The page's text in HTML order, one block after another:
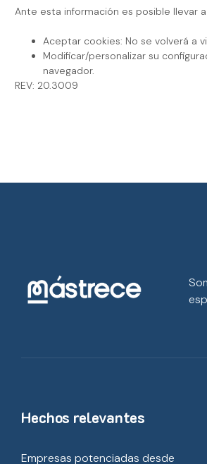
Ante esta información es posible llevar
Aceptar cookies: No se volverá a
Modificar/personalizar su
navegador.
REV: 20.3009
Hechos relevantes
Empresas potenciadas desde